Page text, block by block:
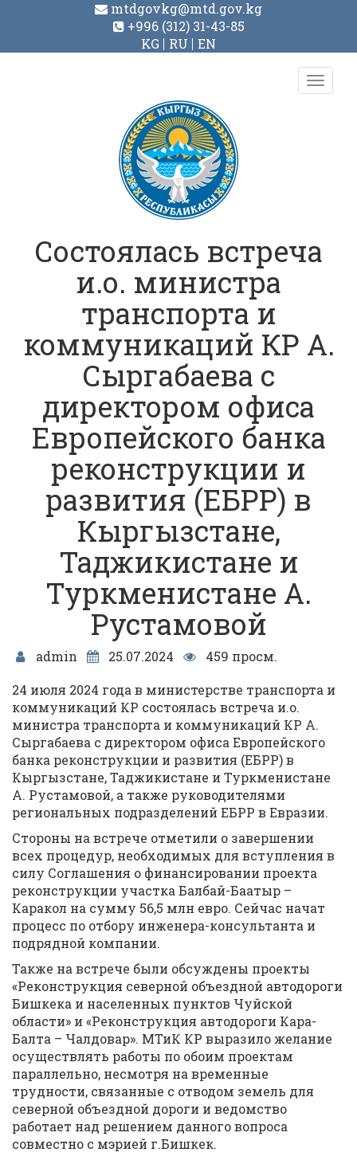
mtdgovkg@mtd.gov.kg
+996 (312) 31-43-85
KG
RU EN
Toggle
Состоялась встреча
и.о. министра
транспорта и
коммуникаций КР А.
Сыргабаева с
директором офиса
Европейского банка
реконструкции и
развития (ЕБРР) в
Кыргызстане,
Таджикистане и
Туркменистане А.
Рустамовой
admin 25.07.2024
459 просм.
24 июля 2024 года в министерстве транспорта и
коммуникаций КР состоялась встреча и.о.
министра транспорта и коммуникаций КР А.
Сыргабаева с директором офиса Европейского
банка реконструкции и развития (ЕБРР) в
Кыргызстане, Таджикистане и Туркменистане
А. Рустамовой, а также руководителями
региональных подразделений ЕБРР в Евразии.
Стороны на встрече отметили о завершении
всех процедур, необходимых для вступления в
силу Соглашения о финансировании проекта
реконструкции участка Балбай-Баатыр –
Каракол на сумму 56,5 млн евро. Сейчас начат
процесс по отбору инженера-консультанта и
подрядной компании.
Также на встрече были обсуждены проекты
«Реконструкция северной объездной автодороги
Бишкека и населенных пунктов Чуйской
области» и «Реконструкция автодороги Кара-
Балта – Чалдовар». МТиК КР выразило желание
осуществлять работы по обоим проектам
параллельно, несмотря на временные
трудности, связанные с отводом земель для
северной объездной дороги и ведомство
работает над решением данного вопроса
совместно с мэрией г.Бишкек.